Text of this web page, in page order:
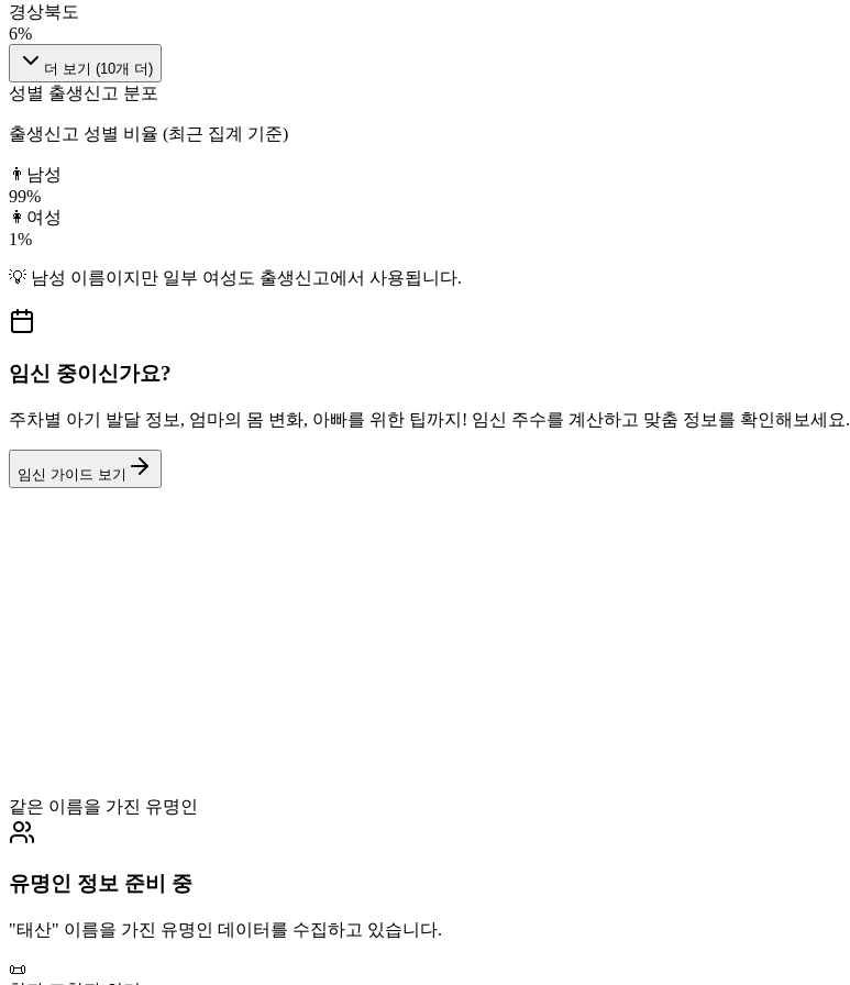
경상북도
6%
더 보기 (10개 더)
성별 출생신고 분포
출생신고 성별 비율 (최근 집계 기준)
👨 남성
99%
👩 여성
1%
💡 남성 이름이지만 일부 여성도 출생신고에서 사용됩니다.
임신 중이신가요?
주차별 아기 발달 정보, 엄마의 몸 변화, 아빠를 위한 팁까지! 임신 주수를 계산하고 맞춤 정보를 확인해보세요.
임신 가이드 보기
같은 이름을 가진 유명인
유명인 정보 준비 중
"태산" 이름을 가진 유명인 데이터를 수집하고 있습니다.
📜